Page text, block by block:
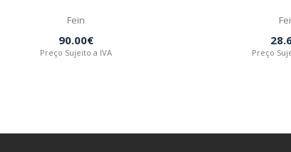
Fein
90.00€
Preço Sujeito a IVA Preço